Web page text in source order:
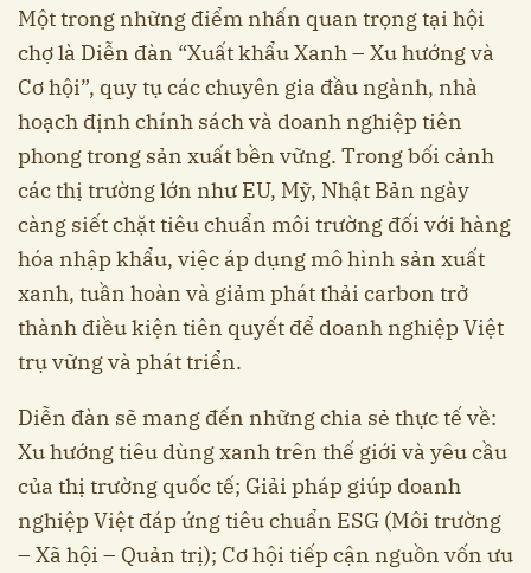
Một trong những điểm nhấn quan trọng tại hội
chợ là Diễn đàn “Xuất khẩu Xanh – Xu hướng và
Cơ hội”, quy tụ các chuyên gia đầu ngành, nhà
hoạch định chính sách và doanh nghiệp tiên
phong trong sản xuất bền vững. Trong bối cảnh
các thị trường lớn như EU, Mỹ, Nhật Bản ngày
càng siết chặt tiêu chuẩn môi trường đối với hàng
hóa nhập khẩu, việc áp dụng mô hình sản xuất
xanh, tuần hoàn và giảm phát thải carbon trở
thành điều kiện tiên quyết để doanh nghiệp Việt
trụ vững và phát triển.
Diễn đàn sẽ mang đến những chia sẻ thực tế về:
Xu hướng tiêu dùng xanh trên thế giới và yêu cầu
của thị trường quốc tế; Giải pháp giúp doanh
nghiệp Việt đáp ứng tiêu chuẩn ESG (Môi trường
– Xã hội – Quản trị); Cơ hội tiếp cận nguồn vốn ưu